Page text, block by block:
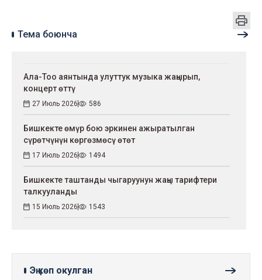
Тема боюнча
Ала-Тоо аянтында улуттук музыка жаңырып,
концерт өттү
27 Июль 2026 586
Бишкекте өмүр бою эркинен ажыратылган
сүрөтчүнүн көргөзмөсү өтөт
17 Июль 2026 1494
Бишкекте таштанды чыгаруунун жаңы тарифтери
талкууланды
15 Июль 2026 1543
Эң көп окулган